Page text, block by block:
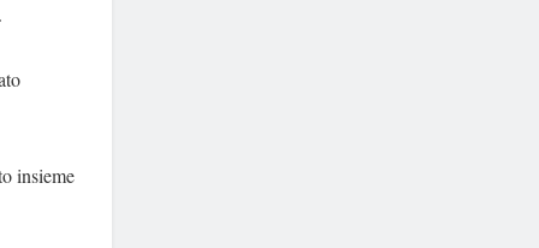
insieme